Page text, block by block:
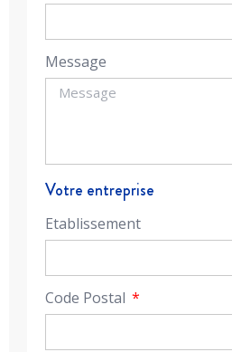
Message
Votre entreprise
Etablissement
Code Postal